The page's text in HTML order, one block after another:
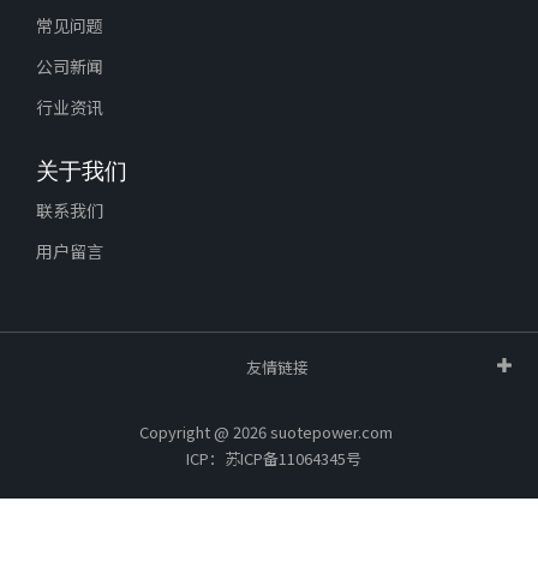
常见问题
公司新闻
行业资讯
关于我们
联系我们
用户留言
友情链接
Copyright @ 2026 suotepower.com
ICP：苏ICP备11064345号